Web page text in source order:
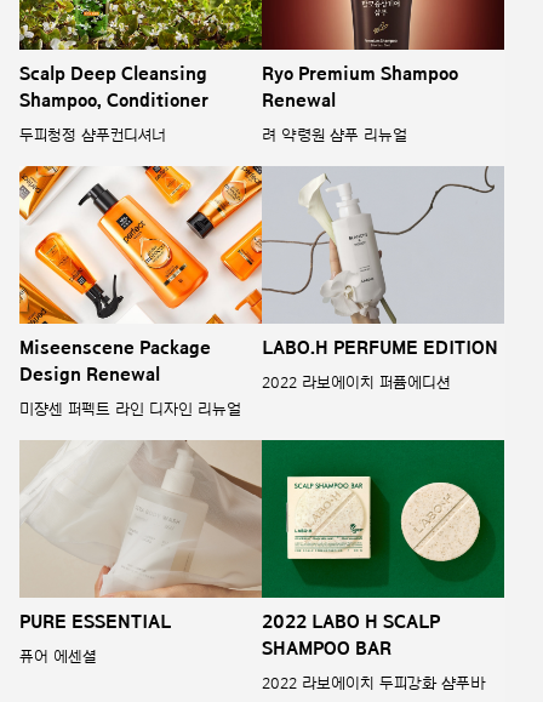
Scalp Deep Cleansing
Shampoo, Conditioner
두피청정 샴푸컨디셔너
Ryo Premium Shampoo
Renewal
려 약령원 샴푸 리뉴얼
Miseenscene Package
Design Renewal
미쟝센 퍼펙트 라인 디자인 리뉴얼
LABO.H PERFUME EDITION
2022 라보에이치 퍼퓸에디션
PURE ESSENTIAL
퓨어 에센셜
2022 LABO H SCALP
SHAMPOO BAR
2022 라보에이치 두피강화 샴푸바